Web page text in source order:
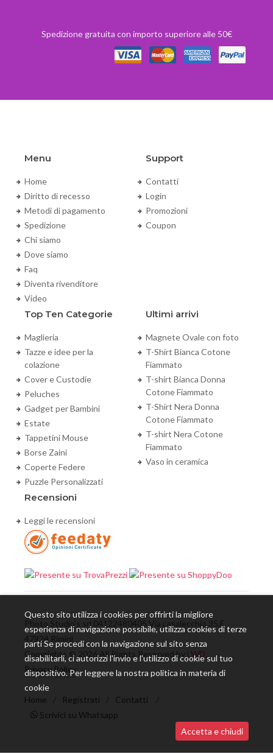
Spedizione gratuita con importo superiore alle 50€
Menu
Home
Diritto di recesso
Metodi di pagamento
Spedizione
Chi siamo
Dove siamo
Faq
Diventa rivenditore
Video
Support
Contatti
Login
Promozioni
Coupon
Top Ten Categorie
Maglieria
Tazze e idee per la
colazione
Cover e Custodie
Peluches
Gadget per Bambini
Estate
Tappetini Mouse
Borse Zaini
Coperte Federe
Puzzle Personalizzati
Ultimi arrivi
Magnete Ovale con foto
T-Shirt Bianca Cotone
Fiammato
T-shirt Bianca Donna
Cotone Fiammato
T-Shirt Nera Donna
Cotone Fiammato
T-shirt Nera Cotone
Fiammato
Vaso in ceramica
Recensioni
Leggi le recensioni
Photo Studio's srl 04122480405 Via casalecchio 35,E
47924 Rimini
Copyrights © 2026 All Rights Reserved by LWD.
Privacy Policy
Home Registrati Contatti
Scrivici su Whatsapp
Questo sito utilizza i cookies per offrirti la migliore
esperienza di navigazione possibile, utilizza cookies di terze
parti Se procedi con la navigazione sul sito senza
disabilitarli, ci autorizzi l'invio e l'utilizzo di cookie sul tuo
dispositivo. Per leggere la nostra politica in materia di
cookie
Accetta e chiudi